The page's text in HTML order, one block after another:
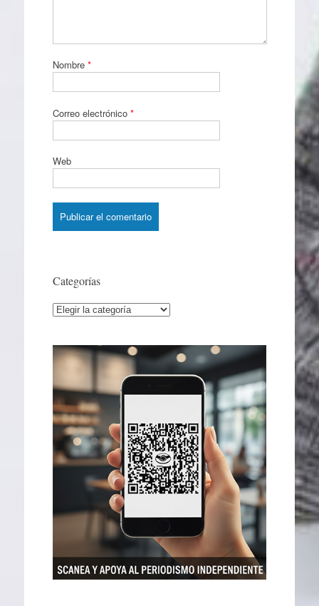
Nombre *
Correo electrónico *
Web
Categorías
Categorías